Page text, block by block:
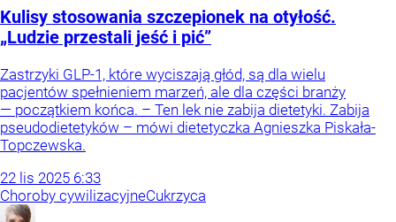
Kulisy stosowania szczepionek na otyłość.
„Ludzie przestali jeść i pić”
Zastrzyki GLP-1, które wyciszają głód, są dla wielu
pacjentów spełnieniem marzeń, ale dla części branży
— początkiem końca. – Ten lek nie zabija dietetyki. Zabija
pseudodietetyków – mówi dietetyczka Agnieszka Piskała-
Topczewska.
22 lis 2025 6:33
Choroby cywilizacyjneCukrzyca